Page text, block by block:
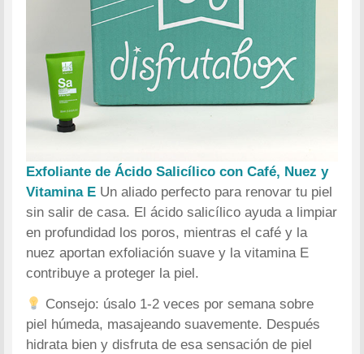
Exfoliante de Ácido Salicílico con Café, Nuez y
Vitamina E Un aliado perfecto para renovar tu piel
sin salir de casa. El ácido salicílico ayuda a limpiar
en profundidad los poros, mientras el café y la
nuez aportan exfoliación suave y la vitamina E
contribuye a proteger la piel.
Consejo: úsalo 1-2 veces por semana sobre
piel húmeda, masajeando suavemente. Después
hidrata bien y disfruta de esa sensación de piel